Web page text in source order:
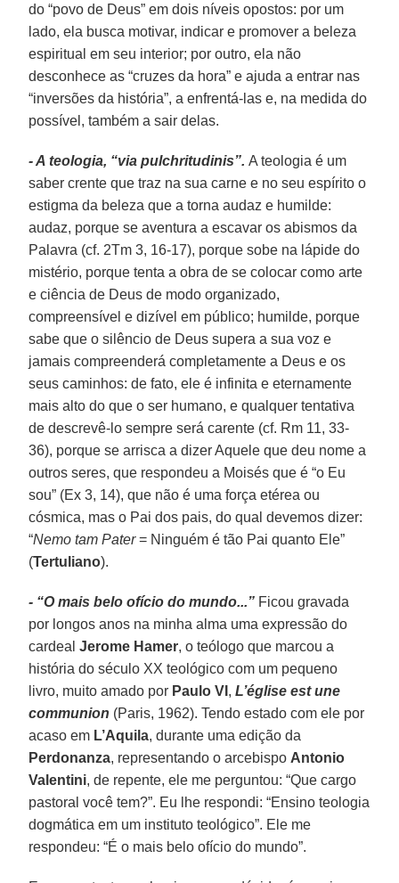
do “povo de Deus” em dois níveis opostos: por um
lado, ela busca motivar, indicar e promover a beleza
espiritual em seu interior; por outro, ela não
desconhece as “cruzes da hora” e ajuda a entrar nas
“inversões da história”, a enfrentá-las e, na medida do
possível, também a sair delas.
- A teologia, “via pulchritudinis”. A teologia é um
saber crente que traz na sua carne e no seu espírito o
estigma da beleza que a torna audaz e humilde:
audaz, porque se aventura a escavar os abismos da
Palavra (cf. 2Tm 3, 16-17), porque sobe na lápide do
mistério, porque tenta a obra de se colocar como arte
e ciência de Deus de modo organizado,
compreensível e dizível em público; humilde, porque
sabe que o silêncio de Deus supera a sua voz e
jamais compreenderá completamente a Deus e os
seus caminhos: de fato, ele é infinita e eternamente
mais alto do que o ser humano, e qualquer tentativa
de descrevê-lo sempre será carente (cf. Rm 11, 33-
36), porque se arrisca a dizer Aquele que deu nome a
outros seres, que respondeu a Moisés que é “o Eu
sou” (Ex 3, 14), que não é uma força etérea ou
cósmica, mas o Pai dos pais, do qual devemos dizer:
“Nemo tam Pater= Ninguém é tão Pai quanto Ele”
(Tertuliano).
- “O mais belo ofício do mundo...” Ficou gravada
por longos anos na minha alma uma expressão do
cardealJerome Hamer, o teólogo que marcou a
história do século XX teológico com um pequeno
livro, muito amado por Paulo VI ,L’église est une
communion (Paris, 1962). Tendo estado com ele por
acaso em L’Aquila, durante uma edição da
Perdonanza, representando o arcebispo Antonio
Valentini, de repente, ele me perguntou: “Que cargo
pastoral você tem?”. Eu lhe respondi: “Ensino teologia
dogmática em um instituto teológico”. Ele me
respondeu: “É o mais belo ofício do mundo”.